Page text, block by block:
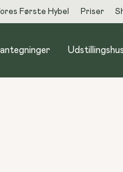
Første Hybel Priser